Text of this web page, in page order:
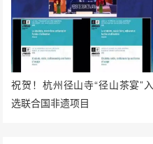
祝贺！杭州径山寺“径山茶宴”入
选联合国非遗项目